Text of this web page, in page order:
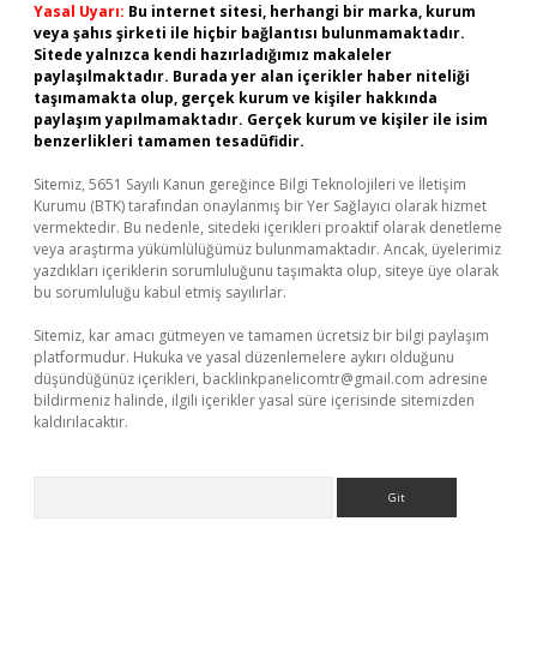
Yasal Uyarı: Bu internet sitesi, herhangi bir marka, kurum
veya şahıs şirketi ile hiçbir bağlantısı bulunmamaktadır.
Sitede yalnızca kendi hazırladığımız makaleler
paylaşılmaktadır. Burada yer alan içerikler haber niteliği
taşımamakta olup, gerçek kurum ve kişiler hakkında
paylaşım yapılmamaktadır. Gerçek kurum ve kişiler ile isim
benzerlikleri tamamen tesadüfidir.
Sitemiz, 5651 Sayılı Kanun gereğince Bilgi Teknolojileri ve İletişim
Kurumu (BTK) tarafından onaylanmış bir Yer Sağlayıcı olarak hizmet
vermektedir. Bu nedenle, sitedeki içerikleri proaktif olarak denetleme
veya araştırma yükümlülüğümüz bulunmamaktadır. Ancak, üyelerimiz
yazdıkları içeriklerin sorumluluğunu taşımakta olup, siteye üye olarak
bu sorumluluğu kabul etmiş sayılırlar.
Sitemiz, kar amacı gütmeyen ve tamamen ücretsiz bir bilgi paylaşım
platformudur. Hukuka ve yasal düzenlemelere aykırı olduğunu
düşündüğünüz içerikleri, backlinkpanelicomtr@gmail.com adresine
bildirmeniz halinde, ilgili içerikler yasal süre içerisinde sitemizden
kaldırılacaktır.